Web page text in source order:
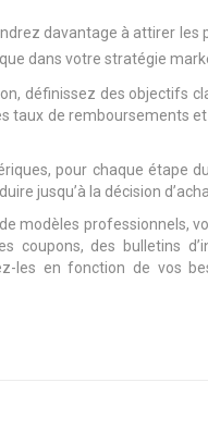
davantage à attirer les
dans votre stratégie
définissez des objectifs
taux de remboursements
pour chaque étape
jusqu’à la décision
modèles professionnels,
coupons, des bulletins
les en fonction de vos